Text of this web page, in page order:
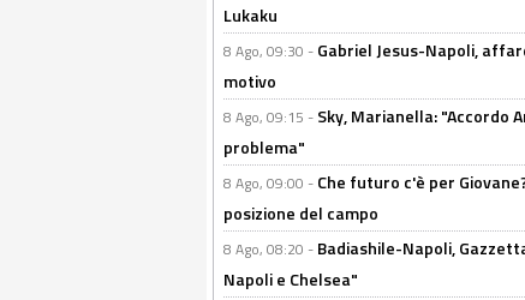
Lukaku
8 Ago, 09:30 - Gabriel Jesus-Napoli,
motivo
8 Ago, 09:15 - Sky, Marianella: "Accordo
problema"
8 Ago, 09:00 - Che futuro c'è per
posizione del campo
8 Ago, 08:20 - Badiashile-Napoli,
Napoli e Chelsea"